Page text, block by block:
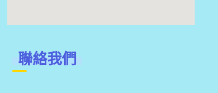
聯絡我們